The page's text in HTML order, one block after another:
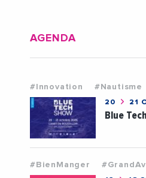
AGENDA
#Innovation #Nautisme
20 21
Blue
#BienManger